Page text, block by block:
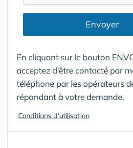
Envoyer
En cliquant sur le bouton
acceptez d’être contacté par
téléphone par les opérateurs
répondant à votre demande.
Conditions d'utilisation